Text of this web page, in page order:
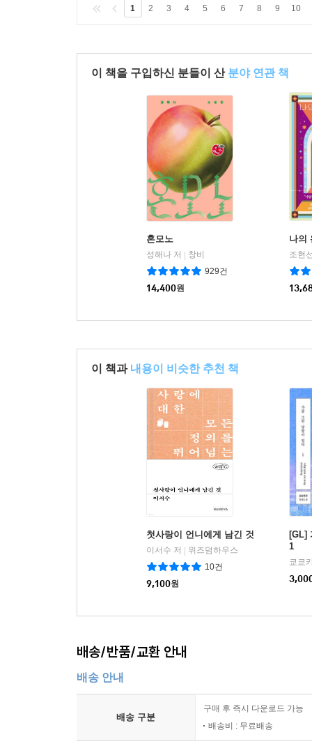
1 2 3 4 5 6 7 8 9 10
이 책을 구입하신 분들이 산 분야 연관 책
혼모노
성해나 저
창비
929건
14,400원
나의
조현
이 책과 내용이 비슷한 추천 책
첫사랑이 언니에게 남긴 것
이서수 저
위즈덤하우스
10건
9,100원
[GL]
1
쿄쿄
배송/반품/교환 안내
배송 안내
배송 구분
구매 후 즉시 다운로드 가능
배송비 : 무료배송